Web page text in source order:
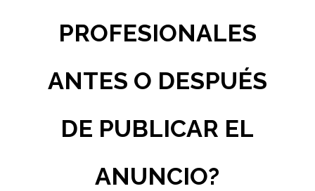
PROFESIONALES
ANTES O DESPUÉS
DE PUBLICAR EL
ANUNCIO?